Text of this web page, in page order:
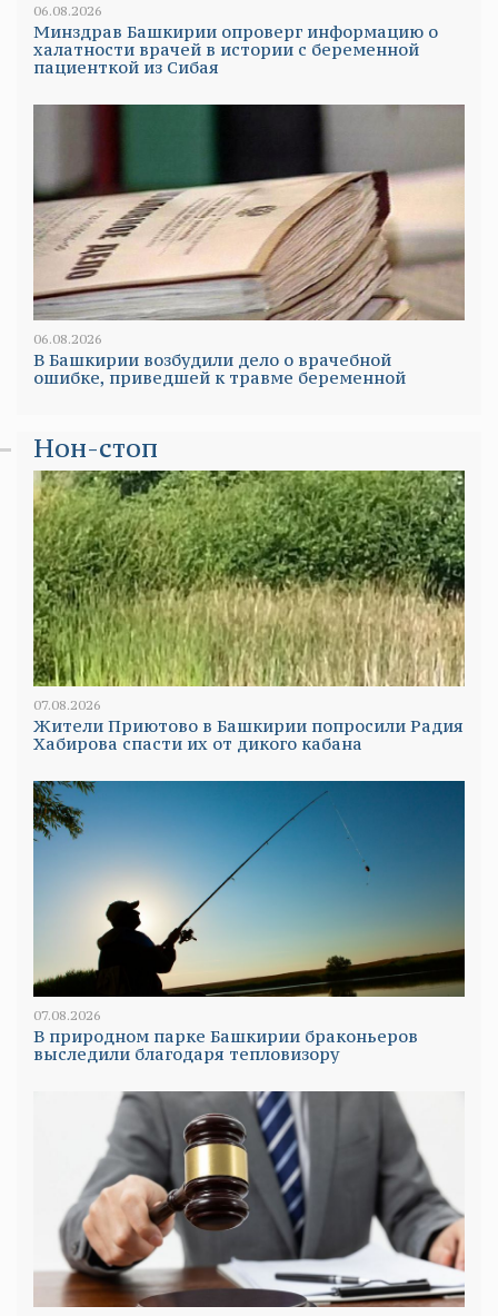
06.08.2026
Минздрав Башкирии опроверг информацию о
халатности врачей в истории с беременной
пациенткой из Сибая
06.08.2026
В Башкирии возбудили дело о врачебной
ошибке, приведшей к травме беременной
Нон-стоп
07.08.2026
Жители Приютово в Башкирии попросили Радия
Хабирова спасти их от дикого кабана
07.08.2026
В природном парке Башкирии браконьеров
выследили благодаря тепловизору